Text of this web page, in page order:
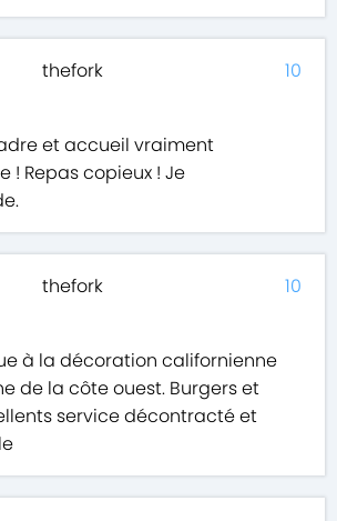
thefork
et accueil vraiment
! Repas copieux ! Je
10
thefork
à la décoration californienne
de la côte ouest. Burgers et
service décontracté et
10